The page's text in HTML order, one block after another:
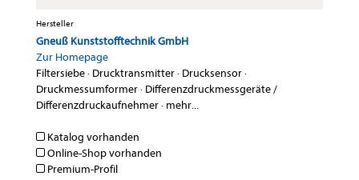
Hersteller
Gneuß Kunststofftechnik GmbH
Zur Homepage
Filtersiebe· Drucktransmitter· Drucksensor·
Druckmessumformer· Differenzdruckmessgeräte /
Differenzdruckaufnehmer· mehr...
Katalog vorhanden
Online-Shop vorhanden
Premium-Profil